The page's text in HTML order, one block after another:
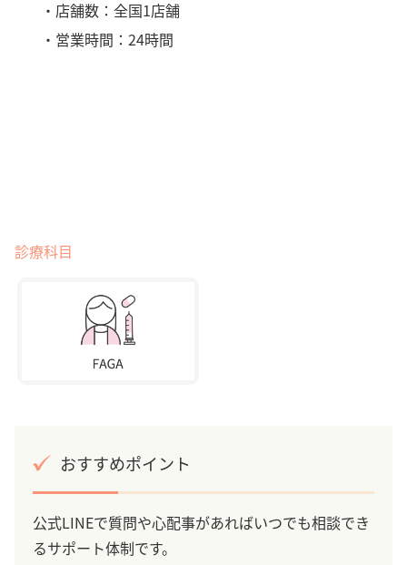
・店舗数：全国1店舗
・営業時間：24時間
診療科目
おすすめポイント
公式LINEで質問や心配事があればいつでも相談でき
るサポート体制です。